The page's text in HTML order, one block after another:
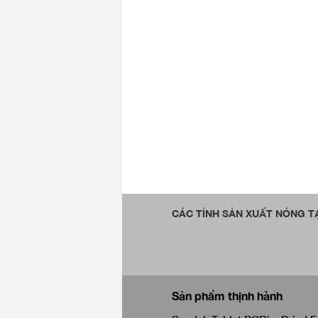
CÁC TỈNH SẢN XUẤT NÓNG
Sản phẩm thịnh hành